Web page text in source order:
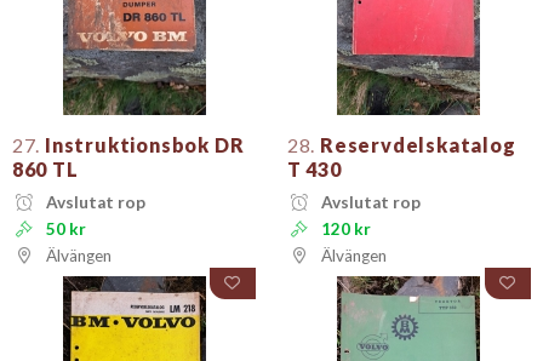
27. Instruktionsbok DR
860 TL
Avslutat rop
50 kr
Älvängen
28. Reservdelskatalog
T 430
Avslutat rop
120 kr
Älvängen